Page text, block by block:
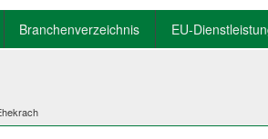
Branchenverzeichnis EU-